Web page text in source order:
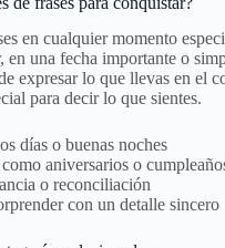
en cualquier momento
en una fecha importante o
expresar lo que llevas en el
para decir lo que sientes.
días o buenas noches
aniversarios o
o reconciliación
con un detalle sincero